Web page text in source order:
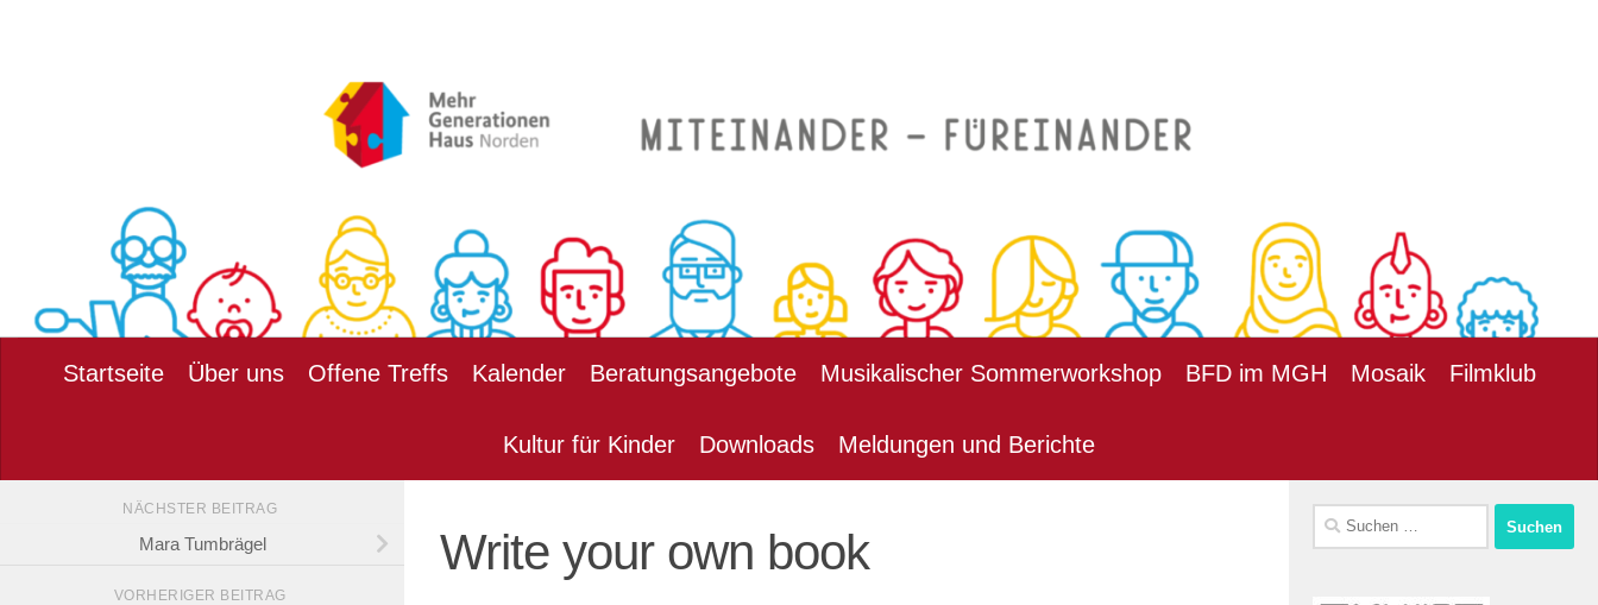
Startseite Über uns Offene Treffs Kalender Beratungsangebote Musikalischer Sommerworkshop BFD im MGH Mosaik Filmklub
Kultur für Kinder Downloads Meldungen und Berichte
Write your own book
NÄCHSTER BEITRAG
Mara Tumbrägel
VORHERIGER BEITRAG